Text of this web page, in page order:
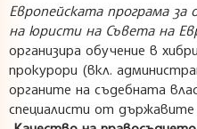
Европейската програма за
на юристи на Съвета на
организира обучение в
прокурори (вкл.
органите на съдебната
специалисти от